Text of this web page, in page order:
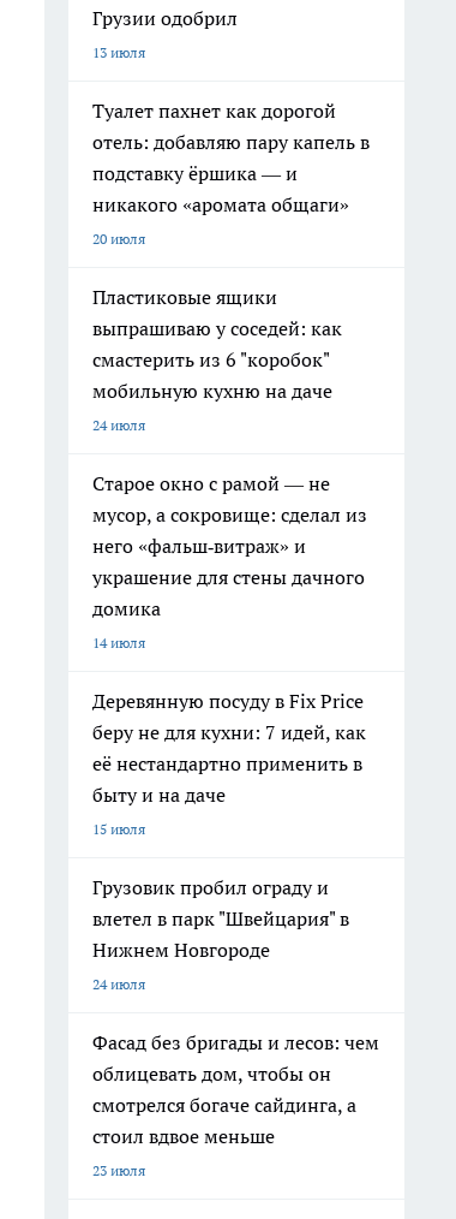
Грузии одобрил
13 июля
Туалет пахнет как дорогой
отель: добавляю пару капель в
подставку ёршика — и
никакого «аромата общаги»
20 июля
Пластиковые ящики
выпрашиваю у соседей: как
смастерить из 6 "коробок"
мобильную кухню на даче
24 июля
Старое окно с рамой — не
мусор, а сокровище: сделал из
него «фальш‑витраж» и
украшение для стены дачного
домика
14 июля
Деревянную посуду в Fix Price
беру не для кухни: 7 идей, как
её нестандартно применить в
быту и на даче
15 июля
Грузовик пробил ограду и
влетел в парк "Швейцария" в
Нижнем Новгороде
24 июля
Фасад без бригады и лесов: чем
облицевать дом, чтобы он
смотрелся богаче сайдинга, а
стоил вдвое меньше
23 июля